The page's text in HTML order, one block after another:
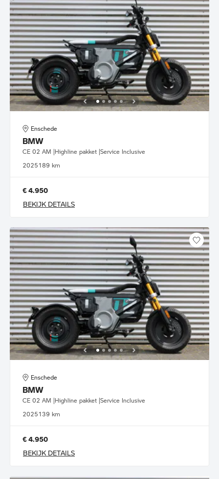
Enschede
BMW
CE 02 AM |Highline pakket |Service Inclusive
2025189 km
€ 4.950
BEKIJK DETAILS
Enschede
BMW
CE 02 AM |Highline pakket |Service Inclusive
2025139 km
€ 4.950
BEKIJK DETAILS